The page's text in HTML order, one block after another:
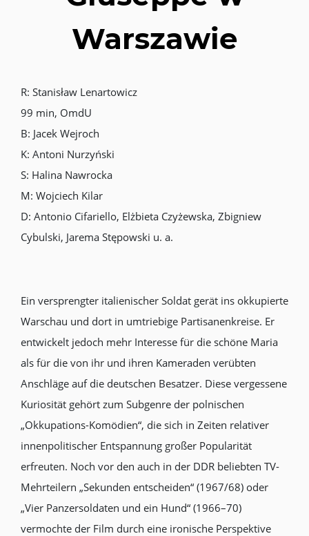
Warszawie
R: Stanisław Lenartowicz
99 min, OmdU
B: Jacek Wejroch
K: Antoni Nurzyński
S: Halina Nawrocka
M: Wojciech Kilar
D: Antonio Cifariello, Elżbieta Czyżewska, Zbigniew
Cybulski, Jarema Stępowski u. a.
Ein versprengter italienischer Soldat gerät ins okkupierte
Warschau und dort in umtriebige Partisanenkreise. Er
entwickelt jedoch mehr Interesse für die schöne Maria
als für die von ihr und ihren Kameraden verübten
Anschläge auf die deutschen Besatzer. Diese vergessene
Kuriosität gehört zum Subgenre der polnischen
„Okkupations-Komödien“, die sich in Zeiten relativer
innenpolitischer Entspannung großer Popularität
erfreuten. Noch vor den auch in der DDR beliebten TV-
Mehrteilern „Sekunden entscheiden“ (1967/68) oder
„Vier Panzersoldaten und ein Hund“ (1966–70)
vermochte der Film durch eine ironische Perspektive